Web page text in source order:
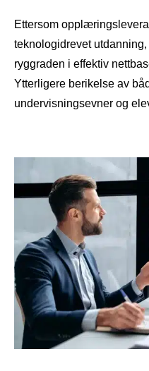
Ettersom
teknologidrevet
ryggraden i effektiv
Ytterligere berikelse av
undervisningsevner og